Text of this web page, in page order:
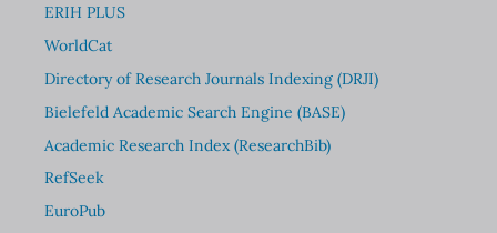
ERIH PLUS
WorldCat
Directory of Research Journals Indexing (DRJI)
Bielefeld Academic Search Engine (BASE)
Academic Research Index (ResearchBib)
RefSeek
EuroPub